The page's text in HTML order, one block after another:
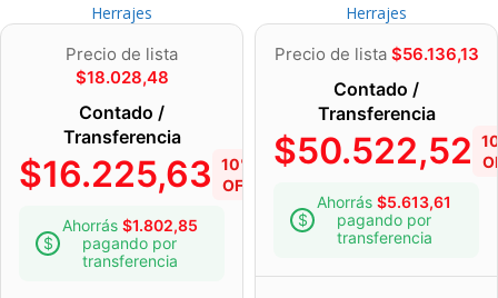
Herrajes
Precio de lista
$18.028,48
Contado /
Transferencia
$16.225,63 10%
OFF
Ahorrás $1.802,85
pagando por
transferencia
Herrajes
Precio de lista $56.136,13
Contado /
Transferencia
$50.522,52
Ahorrás $5.613,61
pagando por
transferencia